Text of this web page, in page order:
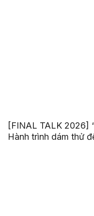
[FINAL TALK 2026]
Hành trình dám thử